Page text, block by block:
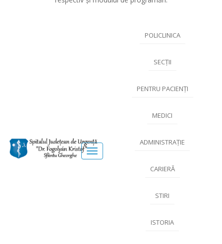
Meniu
POLICLINICA
SECȚII
PENTRU PACIENȚI
MEDICI
ADMINISTRAȚIE
CARIERĂ
STIRI
ISTORIA